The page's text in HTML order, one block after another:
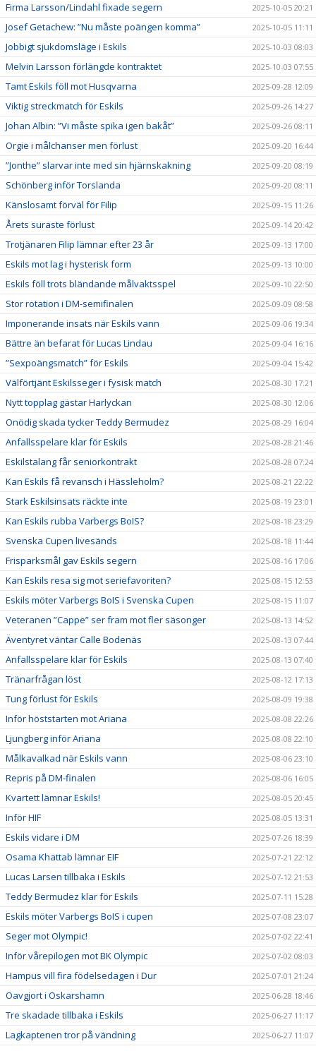
Firma Larsson/Lindahl fixade segern 2025-10-05 20:21
Josef Getachew: ”Nu måste poängen komma” 2025-10-05 11:11
Jobbigt sjukdomsläge i Eskils 2025-10-03 08:03
Melvin Larsson förlängde kontraktet 2025-10-03 07:55
Tamt Eskils föll mot Husqvarna 2025-09-28 12:09
Viktig streckmatch för Eskils 2025-09-26 14:27
Johan Albin: ”Vi måste spika igen bakåt” 2025-09-26 08:11
Orgie i målchanser men förlust 2025-09-20 16:44
”Jonthe” slarvar inte med sin hjärnskakning 2025-09-20 08:19
Schönberg inför Torslanda 2025-09-20 08:11
Känslosamt förväl för Filip 2025-09-15 11:26
Årets suraste förlust 2025-09-14 20:42
Trotjänaren Filip lämnar efter 23 år 2025-09-13 17:00
Eskils mot lag i hysterisk form 2025-09-13 10:00
Eskils föll trots bländande målvaktsspel 2025-09-10 22:50
Stor rotation i DM-semifinalen 2025-09-09 08:58
Imponerande insats när Eskils vann 2025-09-06 19:34
Bättre än befarat för Lucas Lindau 2025-09-04 16:16
”Sexpoängsmatch” för Eskils 2025-09-04 15:42
Välförtjänt Eskilsseger i fysisk match 2025-08-30 17:21
Nytt topplag gästar Harlyckan 2025-08-30 12:06
Onödig skada tycker Teddy Bermudez 2025-08-29 16:04
Anfallsspelare klar för Eskils 2025-08-28 21:46
Eskilstalang får seniorkontrakt 2025-08-28 07:24
Kan Eskils få revansch i Hässleholm? 2025-08-21 22:22
Stark Eskilsinsats räckte inte 2025-08-19 23:01
Kan Eskils rubba Varbergs BoIS? 2025-08-18 23:29
Svenska Cupen livesänds 2025-08-18 11:44
Frisparksmål gav Eskils segern 2025-08-16 17:06
Kan Eskils resa sig mot seriefavoriten? 2025-08-15 12:53
Eskils möter Varbergs BoIS i Svenska Cupen 2025-08-15 11:07
Veteranen ”Cappe” ser fram mot fler säsonger 2025-08-13 14:52
Äventyret väntar Calle Bodenäs 2025-08-13 07:44
Anfallsspelare klar för Eskils 2025-08-13 07:40
Tränarfrågan löst 2025-08-12 17:13
Tung förlust för Eskils 2025-08-09 19:38
Inför höststarten mot Ariana 2025-08-08 22:26
Ljungberg inför Ariana 2025-08-08 22:10
Målkavalkad när Eskils vann 2025-08-06 23:10
Repris på DM-finalen 2025-08-06 16:05
Kvartett lämnar Eskils! 2025-08-05 20:45
Inför HIF 2025-08-05 13:31
Eskils vidare i DM 2025-07-26 18:39
Osama Khattab lämnar EIF 2025-07-21 22:12
Lucas Larsen tillbaka i Eskils 2025-07-12 21:53
Teddy Bermudez klar för Eskils 2025-07-11 15:28
Eskils möter Varbergs BoIS i cupen 2025-07-08 23:07
Seger mot Olympic! 2025-07-02 22:41
Inför vårepilogen mot BK Olympic 2025-07-02 08:03
Hampus vill fira födelsedagen i Dur 2025-07-01 21:24
Oavgjort i Oskarshamn 2025-06-28 18:46
Tre skadade tillbaka i Eskils 2025-06-27 11:17
Lagkaptenen tror på vändning 2025-06-27 11:07